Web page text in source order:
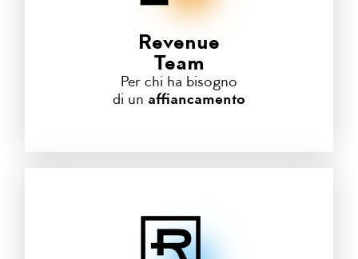
Revenue
Team
Per chi ha bisogno
di un affiancamento